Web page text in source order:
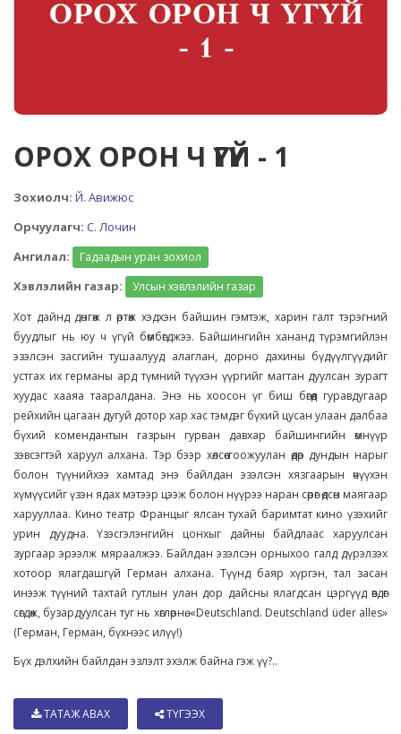
ОРОХ ОРОН Ч ҮГҮЙ - 1
Зохиолч: Й. Авижюс
Орчуулагч: С. Лочин
Ангилал:
Гадаадын уран зохиол
Хэвлэлийн газар:
Улсын хэвлэлийн газар
Хот дайнд дөнгөж л өртөж хэдхэн байшин гэмтэж, харин галт тэрэгний
буудлыг нь юу ч үгүй бөмбөгджээ. Байшингийн хананд түрэмгийлэн
эзэлсэн засгийн тушаалууд алаглан, дорно дахины бүдүүлгүүдийг
устгах их германы ард түмний түүхэн үүргийг магтан дуулсан зурагт
хуудас хааяа тааралдана. Энэ нь хоосон үг биш бөгөөд гуравдугаар
рейхийн цагаан дугуй дотор хар хас тэмдэг бүхий цусан улаан далбаа
бүхий комендантын газрын гурван давхар байшингийн өмнүүр
зэвсэгтэй харуул алхана. Тэр бээр хөлсөө гоожуулан өдөр дундын нарыг
болон түүнийхээ хамтад энэ байлдан эзэлсэн хязгаарын өчүүхэн
хүмүүсийг үзэн ядах мэтээр цээж болон нүүрээ наран сөрөг өдсөн маягаар
харууллаа. Кино театр Францыг ялсан тухай баримтат кино үзэхийг
урин дуудна. Үзэсгэлэнгийн цонхыг дайны байдлаас харуулсан
зургаар эрээлж мяраалжээ. Байлдан эзэлсэн орныхоо галд дүрэлзэх
хотоор ялагдашгүй Герман алхана. Түүнд баяр хүргэн, тал засан
инээж түүний тахтай гутлын улан дор дайсны ялагдсан цэргүүд өвдөг
сөгдөж, бузардуулсан туг нь хөглөрнө. «Deutschland. Deutschland üder alles»
(Герман, Герман, бүхнээс илүү!)
Бүх дэлхийн байлдан эзлэлт эхэлж байна гэж үү?..
ТАТАЖ АВАХ ТҮГЭЭХ